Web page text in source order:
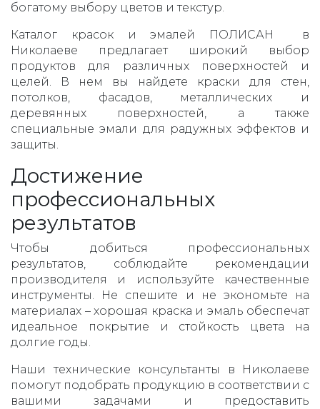
богатому выбору цветов и текстур.
Каталог красок и эмалей ПОЛИСАН в
Николаеве предлагает широкий выбор
продуктов для различных поверхностей и
целей. В нем вы найдете краски для стен,
потолков, фасадов, металлических и
деревянных поверхностей, а также
специальные эмали для радужных эффектов и
защиты.
Достижение
профессиональных
результатов
Чтобы добиться профессиональных
результатов, соблюдайте рекомендации
производителя и используйте качественные
инструменты. Не спешите и не экономьте на
материалах – хорошая краска и эмаль обеспечат
идеальное покрытие и стойкость цвета на
долгие годы.
Наши технические консультанты в Николаеве
помогут подобрать продукцию в соответствии с
вашими задачами и предоставить